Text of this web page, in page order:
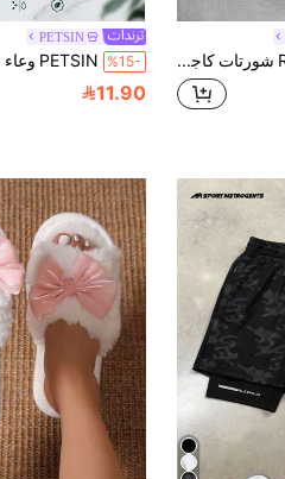
ROMWE MEN شورتات كاجوال للرجال بمقاس كبير مع نمط رقاقات الثلج
PETSIN
%15-
11.90